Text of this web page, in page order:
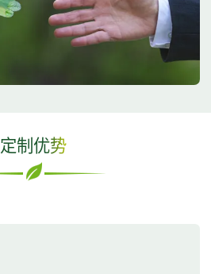
定制优势